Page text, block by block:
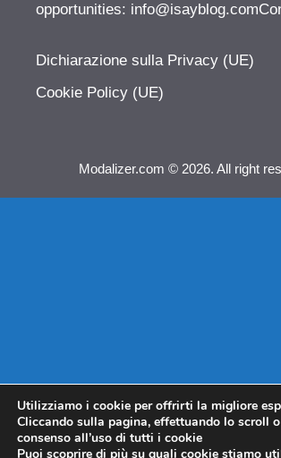
opportunities:
Dichiarazione sulla Privacy (UE)
Cookie Policy (UE)
Modalizer.com © 2026. All right
Utilizziamo i cookie per offrirti la migliore
Cliccando sulla pagina, effettuando lo scroll
consenso all’uso di tutti i cookie
Puoi scoprire di più su quali cookie stiamo